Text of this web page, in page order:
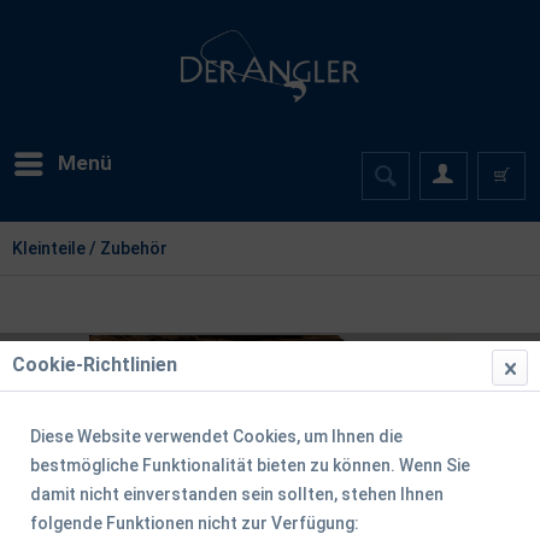
Menü
Kleinteile / Zubehör
Cookie-Richtlinien
Diese Website verwendet Cookies, um Ihnen die
bestmögliche Funktionalität bieten zu können. Wenn Sie
damit nicht einverstanden sein sollten, stehen Ihnen
folgende Funktionen nicht zur Verfügung: